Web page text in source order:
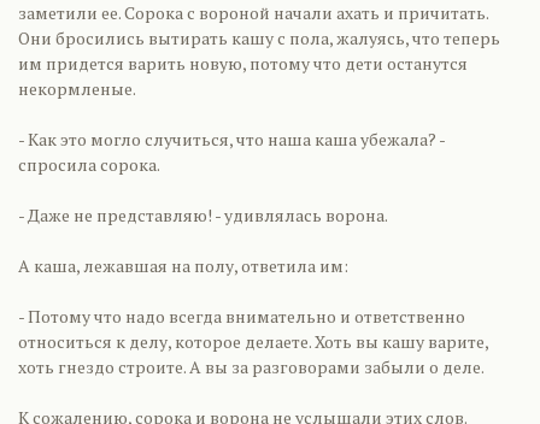
заметили ее. Сорока с вороной начали ахать и причитать.
Они бросились вытирать кашу с пола, жалуясь, что теперь
им придется варить новую, потому что дети останутся
некормленые.
- Как это могло случиться, что наша каша убежала? -
спросила сорока.
- Даже не представляю! - удивлялась ворона.
А каша, лежавшая на полу, ответила им:
- Потому что надо всегда внимательно и ответственно
относиться к делу, которое делаете. Хоть вы кашу варите,
хоть гнездо строите. А вы за разговорами забыли о деле.
К сожалению, сорока и ворона не услышали этих слов.